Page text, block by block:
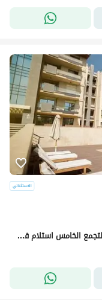
شقة للبيع ريسيل بسعر لقطة في كمبوند ازاد التجمع الخامس استلام فوري